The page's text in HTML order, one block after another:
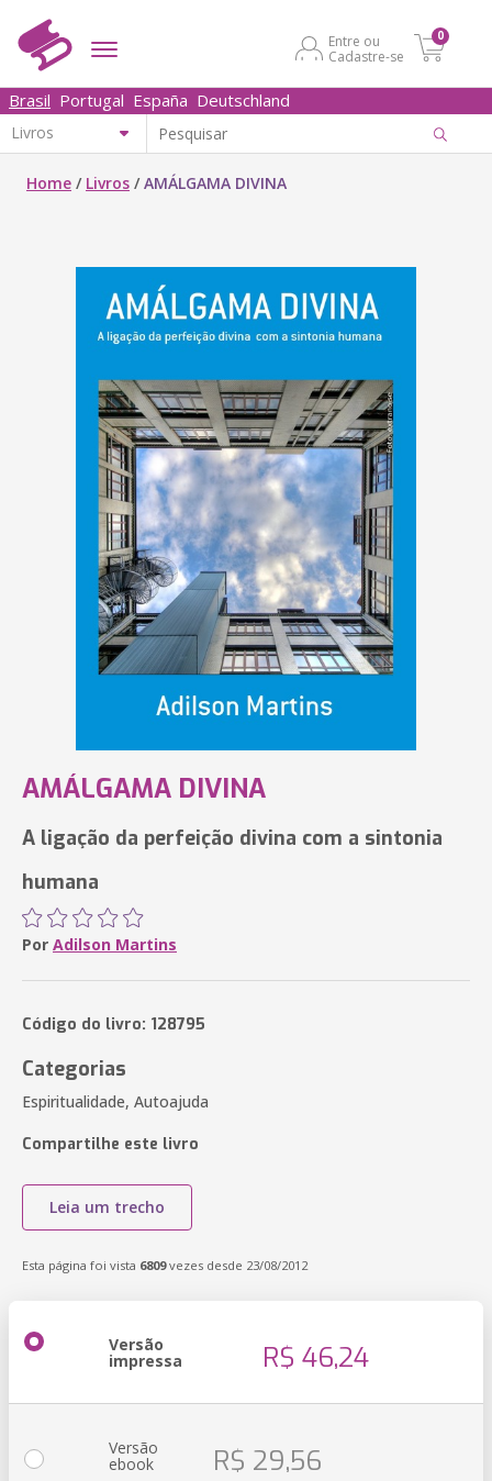
Entre ou
Cadastre-se
0
Brasil Portugal España Deutschland
Home / Livros /AMÁLGAMA DIVINA
AMÁLGAMA DIVINA
A ligação da perfeição divina com a sintonia
humana
Por Adilson Martins
Código do livro: 128795
Categorias
Espiritualidade, Autoajuda
Compartilhe este livro
Leia um trecho
Esta página foi vista 6809vezes desde 23/08/2012
Versão
impressa R$ 46,24
Versão
ebook R$ 29,56